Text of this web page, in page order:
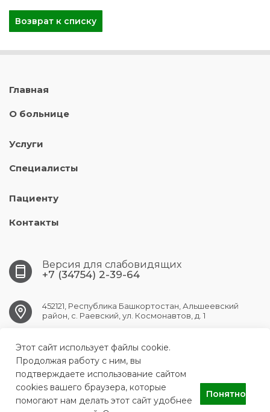
Возврат к списку
Главная
О больнице
Услуги
Специалисты
Пациенту
Контакты
Версия для слабовидящих
+7 (34754) 2-39-64
452121, Республика Башкортостан, Альшеевский
район, с. Раевский, ул. Космонавтов, д. 1
RAEVSK.CRB@doctorrb.ru
ГБУЗ РБ Раевская ЦРБ
Этот сайт использует файлы cookie.
Продолжая работу с ним, вы
подтверждаете использование сайтом
cookies вашего браузера, которые
помогают нам делать этот сайт удобнее
Понятно